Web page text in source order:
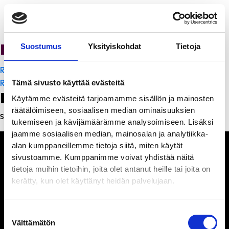
Suostumus Yksityiskohdat Tietoja
Tämä sivusto käyttää evästeitä
Käytämme evästeitä tarjoamamme sisällön ja mainosten
räätälöimiseen, sosiaalisen median ominaisuuksien
tukemiseen ja kävijämäärämme analysoimiseen. Lisäksi
jaamme sosiaalisen median, mainosalan ja analytiikka-
alan kumppaneillemme tietoja siitä, miten käytät
sivustoamme. Kumppanimme voivat yhdistää näitä
tietoja muihin tietoihin, joita olet antanut heille tai joita on
kerätty, kun olet käyttänyt heidän palvelujaan.
valinta
Välttämätön
PanchoVilla
Artikkelien
selaus
Ravintola Sofia
Ravintola Sofia
Leave a Reply
Sinun täytyy kirjautua sisään